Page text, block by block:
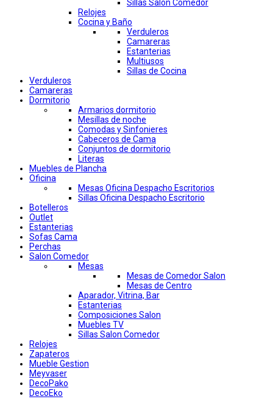
Sillas Salon Comedor
Relojes
Cocina y Baño
Verduleros
Camareras
Estanterias
Multiusos
Sillas de Cocina
Verduleros
Camareras
Dormitorio
Armarios dormitorio
Mesillas de noche
Comodas y Sinfonieres
Cabeceros de Cama
Conjuntos de dormitorio
Literas
Muebles de Plancha
Oficina
Mesas Oficina Despacho Escritorios
Sillas Oficina Despacho Escritorio
Botelleros
Outlet
Estanterias
Sofas Cama
Perchas
Salon Comedor
Mesas
Mesas de Comedor Salon
Mesas de Centro
Aparador, Vitrina, Bar
Estanterias
Composiciones Salon
Muebles TV
Sillas Salon Comedor
Relojes
Zapateros
Mueble Gestion
Meyvaser
DecoPako
DecoEko